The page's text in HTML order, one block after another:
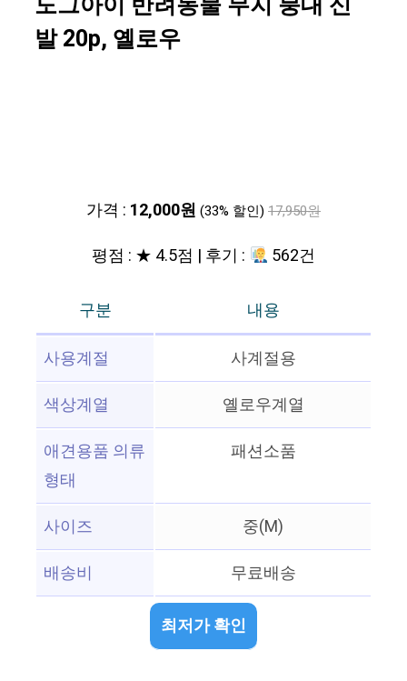
발 20p, 옐로우
가격 : 12,000원 (33% 할인) 17,950원
평점 : ★ 4.5점 | 후기 : 562건
구분
내용
사용계절
사계절용
색상계열
옐로우계열
애견용품 의류
형태
패션소품
사이즈
중(M)
배송비
무료배송
최저가 확인